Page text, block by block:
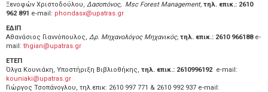
Ξενοφών Χριστοδούλου, Δασοπόνος, Msc Forest Management, τηλ. επικ.: 2610
962 891 e-mail: phondasx@upatras.gr
ΕΔΙΠ
Αθανάσιος Γιαννόπουλος, Δρ. Μηχανολόγος Μηχανικός, τηλ. επικ.: 2610 966188 e-
mail: thgian@upatras.gr
ETEΠ
Όλγα Κουνιάκη, Υποστήριξη Βιβλιοθήκης, τηλ. επικ.: 2610996192 e-mail:
kouniaki@upatras.gr
Γιώργος Τσοπάνογλου, τηλ.επικ: 2610 997 771 & 2610 992 937 e-mail: